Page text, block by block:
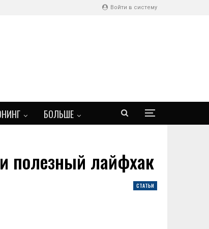
Войти в систему
БОЛЬШЕ
полезный лайфхак
СТАТЬИ